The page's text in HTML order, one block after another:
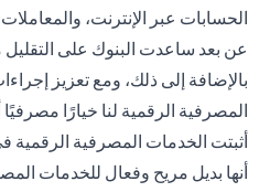
الحسابات عبر الإنترنت،
عن بعد ساعدت البنوك على
بالإضافة إلى ذلك، ومع تعزيز
المصرفية الرقمية لنا خيارًا مصرفيًا
أثبتت الخدمات المصرفية الرقمية
أنها بديل مريح وفعال للخدمات